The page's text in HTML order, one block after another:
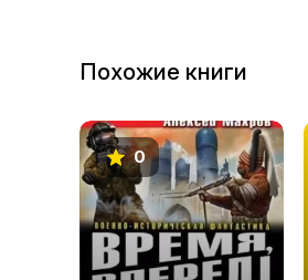
11
Похожие книги
0